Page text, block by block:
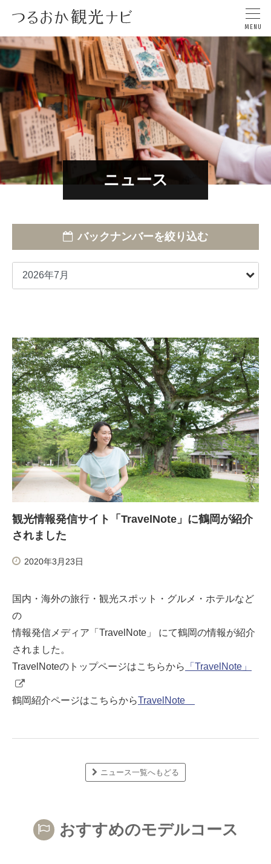
ニュース
バックナンバーを絞り込む
観光情報発信サイト「TravelNote」に鶴岡が紹介
されました
2020年3月23日
国内・海外の旅行・観光スポット・グルメ・ホテルなど
の
情報発信メディア「TravelNote」 にて鶴岡の情報が紹介
されました。
TravelNoteのトップページはこちらから
「TravelNote」
鶴岡紹介ページはこちらからTravelNote
ニュース一覧へもどる
おすすめのモデルコース